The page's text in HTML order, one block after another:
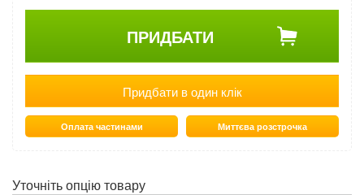
ПРИДБАТИ
Придбати в один клік
Оплата частинами Миттєва розстрочка
Уточніть опцію товару